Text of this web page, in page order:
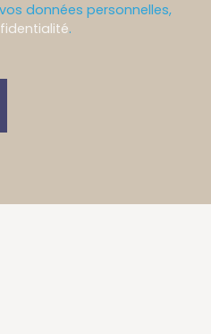
données personnelles,
.